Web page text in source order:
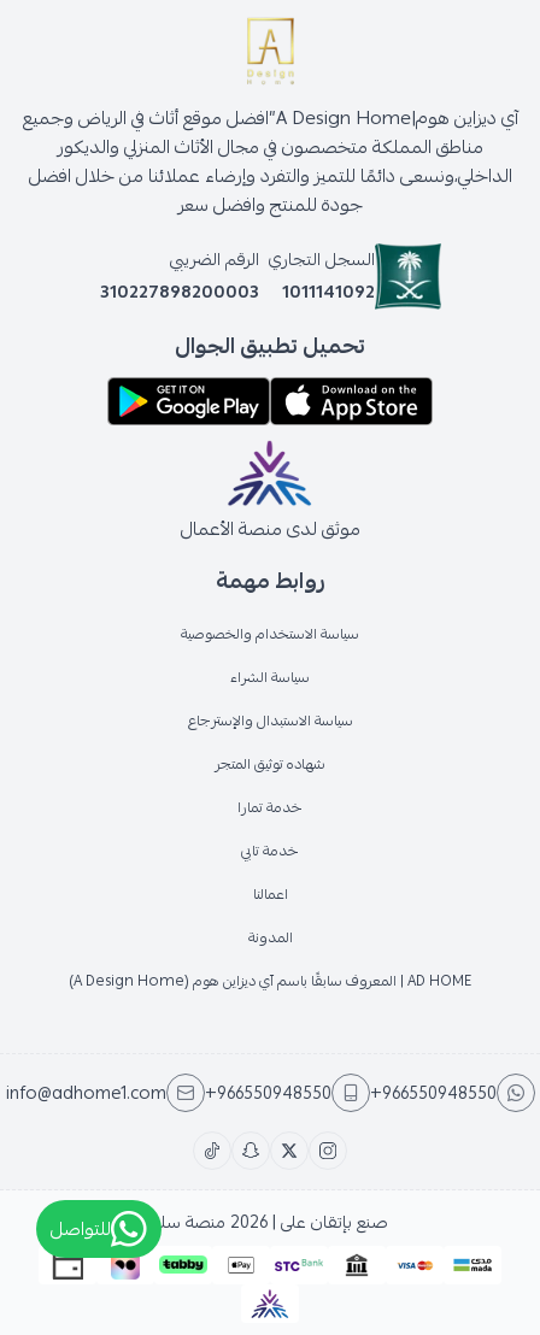
روابط مهمة
سياسة الاستخدام والخصوصية
سياسة الشراء
سياسة الاستبدال والإسترجاع
شهاده توثيق المتجر
خدمة تمارا
خدمة تابي
اعمالنا
المدونة
AD HOME | المعروف سابقًا باسم آي ديزاين هوم (A Design Home)
آي ديزاين هوم|A Design Home”افضل موقع أثاث في الرياض وجميع
مناطق المملكة متخصصون في مجال الأثاث المنزلي والديكور
الداخلي،ونسعى دائمًا للتميز والتفرد وإرضاء عملائنا من خلال افضل
جودة للمنتج وافضل سعر
السجل التجاري
1011141092
الرقم الضريبي
310227898200003
تحميل تطبيق الجوال
موثق لدى منصة الأعمال
+966550948550
+966550948550
info@adhome1.com
صنع بإتقان على | 2026 منصة سلة للتواصل